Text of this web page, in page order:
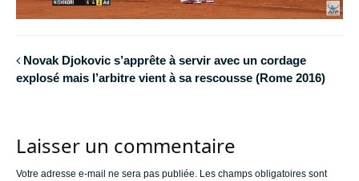
Novak Djokovic s’apprête à servir avec un cordage
explosé mais l’arbitre vient à sa rescousse (Rome 2016)
Laisser un commentaire
Votre adresse e-mail ne sera pas publiée. Les champs obligatoires sont